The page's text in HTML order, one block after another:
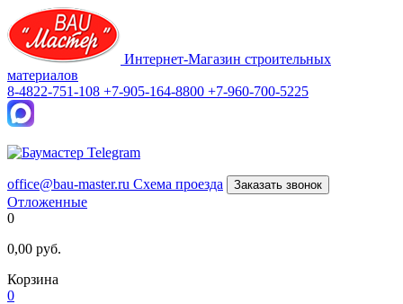
Интернет-Магазин строительных
материалов
8-4822-751-108 +7-905-164-8800 +7-960-700-5225
office@bau-master.ru Схема проезда Заказать звонок
Отложенные
0
0,00 руб.
Корзина
0